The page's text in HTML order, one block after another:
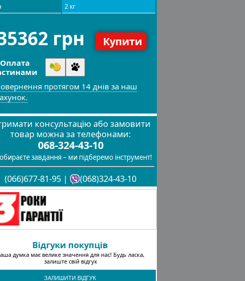
2 кг
грн
Оплата
Купити
протягом 14 днів за наш
консультацію або замовити
товар можна за телефонами:
068-324-43-10
завдання – ми підберемо інструмент!
(066)677-81-95 | (068)324-43-10
Відгуки покупців
думка має велике значення для нас! Будь ласка,
залиште свій відгук
ЗАЛИШИТИ ВІДГУК